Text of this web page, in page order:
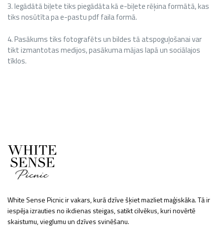
3. Iegādātā biļete tiks piegādāta kā e-biļete rēķina formātā, kas
tiks nosūtīta pa e-pastu pdf faila formā.
4. Pasākums tiks fotografēts un bildes tā atspoguļošanai var
tikt izmantotas medijos, pasākuma mājas lapā un sociālajos
tīklos.
White Sense Picnic ir vakars, kurā dzīve šķiet mazliet maģiskāka. Tā ir
iespēja izrauties no ikdienas steigas, satikt cilvēkus, kuri novērtē
skaistumu, vieglumu un dzīves svinēšanu.